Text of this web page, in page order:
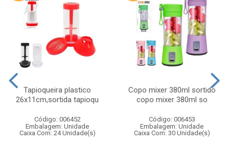
Tapioqueira plastico
26x11cm,sortida tapioqu
Código: 006452
Embalagem: Unidade
Caixa Com: 24 Unidade(s)
Copo mixer 380ml sortido
copo mixer 380ml so
Código: 006453
Embalagem: Unidade
Caixa Com: 30 Unidade(s)